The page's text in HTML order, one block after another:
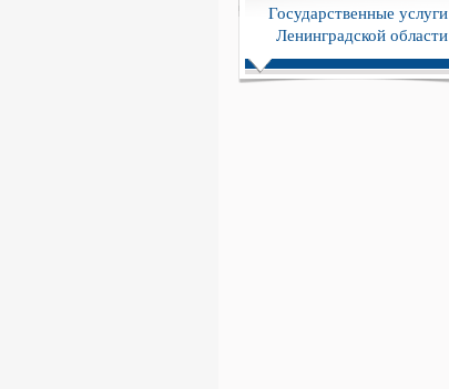
Государственные услуги
Ленинградской области